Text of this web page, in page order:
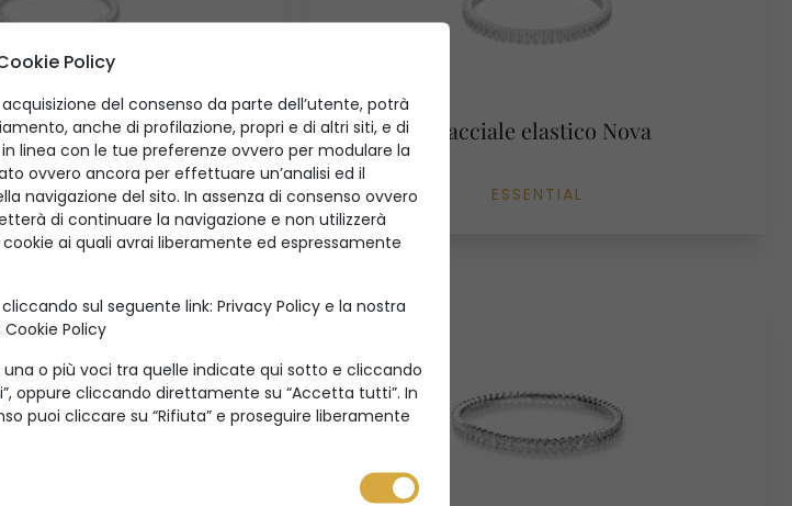
elastico Nova
ESSENTIAL
Bracciale elastico Nova
ESSENTIAL
Policy
del consenso da parte dell’utente, potrà
anche di profilazione, propri e di altri siti, e di
linea con le tue preferenze ovvero per modulare la
ovvero ancora per effettuare un’analisi ed il
navigazione del sito. In assenza di consenso ovvero
di continuare la navigazione e non utilizzerà
ai quali avrai liberamente ed espressamente
sul seguente link: Privacy Policy e la nostra
Cookie Policy
o più voci tra quelle indicate qui sotto e cliccando
oppure cliccando direttamente su “Accetta tutti”. In
puoi cliccare su “Rifiuta” e proseguire liberamente